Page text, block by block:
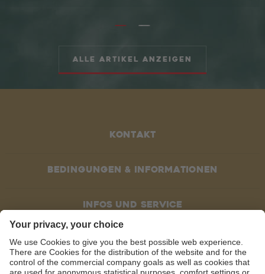
Alle Artikel anzeigen
Kontakt
Bedingungen & Informationen
Infos und service
Socials